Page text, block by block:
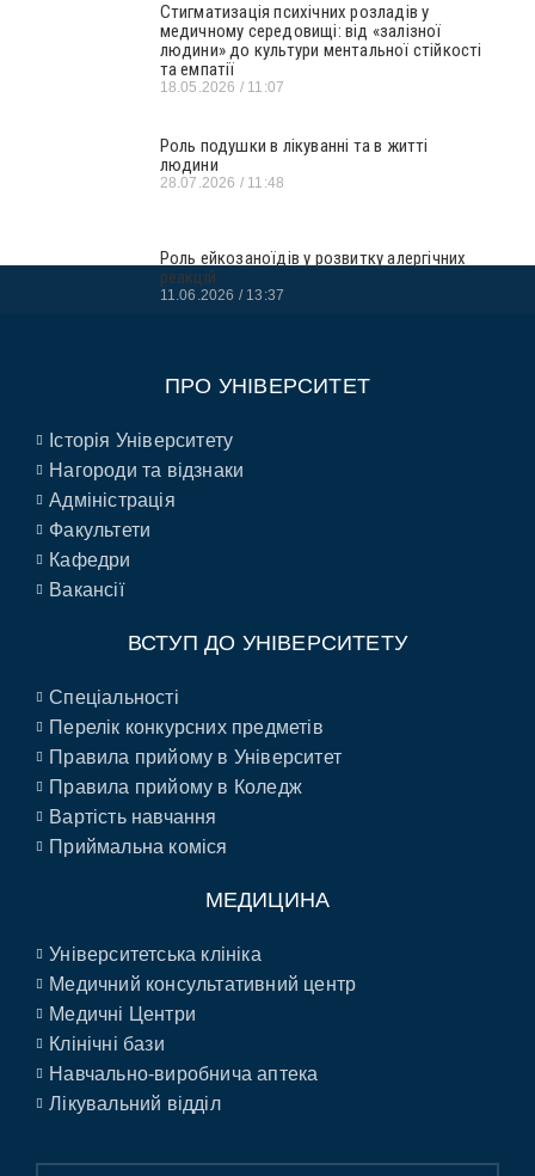
Стигматизація психічних розладів у
медичному середовищі: від «залізної
людини» до культури ментальної стійкості
та емпатії
18.05.2026 11:07
Роль подушки в лікуванні та в житті
людини
28.07.2026 11:48
Роль ейкозаноїдів у розвитку алергічних
реакцій
11.06.2026 13:37
ПРО УНІВЕРСИТЕТ
Історія Університету
Нагороди та відзнаки
Адміністрація
Факультети
Кафедри
Вакансії
ВСТУП ДО УНІВЕРСИТЕТУ
Спеціальності
Перелік конкурсних предметів
Правила прийому в Університет
Правила прийому в Коледж
Вартість навчання
Приймальна коміся
МЕДИЦИНА
Університетська клініка
Медичний консультативний центр
Медичні Центри
Клінічні бази
Навчально-виробнича аптека
Лікувальний відділ